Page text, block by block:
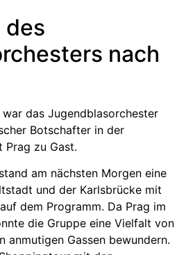
des
nach
das Jugendblasorchester
Botschafter in der
Prag zu Gast.
am nächsten Morgen eine
und der Karlsbrücke mit
dem Programm. Da Prag im
die Gruppe eine Vielfalt von
anmutigen Gassen bewundern.